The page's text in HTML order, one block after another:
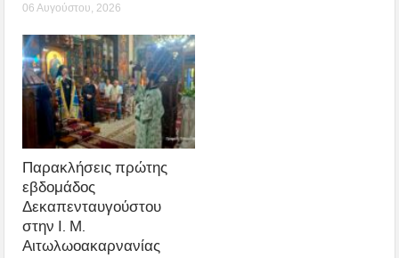
06 Αυγούστου, 2026
Παρακλήσεις πρώτης
εβδομάδος
Δεκαπενταυγούστου
στην Ι. Μ.
Αιτωλωοακαρνανίας